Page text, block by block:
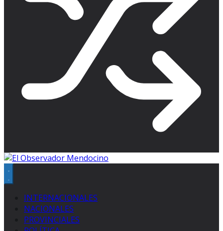
INTERNACIONALES
NACIONALES
PROVINCIALES